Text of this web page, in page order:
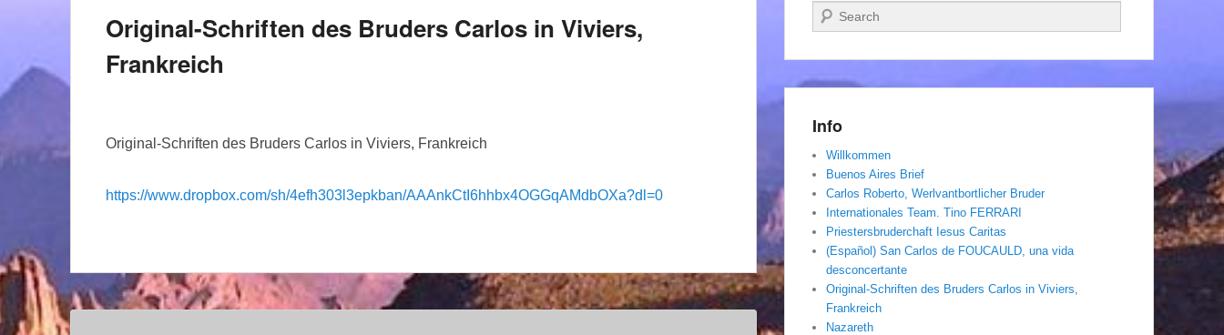
Original-Schriften des Bruders Carlos in Viviers,
Frankreich
Original-Schriften des Bruders Carlos in Viviers, Frankreich
https://www.dropbox.com/sh/4efh303l3epkban/AAAnkCtI6hhbx4OGGqAMdbOXa?dl=0
Suchen
Info
Willkommen
Buenos Aires Brief
Carlos Roberto, Werlvantbortlicher Bruder
Internationales Team. Tino FERRARI
Priestersbruderchaft Iesus Caritas
(Español) San Carlos de FOUCAULD, una vida
desconcertante
Original-Schriften des Bruders Carlos in Viviers,
Frankreich
Nazareth